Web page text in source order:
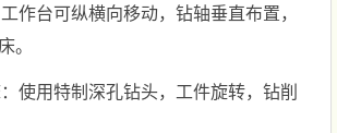
作台可纵横向移动，钻轴垂直布置，
。
使用特制深孔钻头，工件旋转，钻削